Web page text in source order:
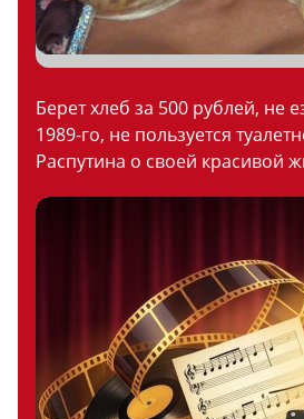
Берет хлеб за 500 рублей, не
1989-го, не пользуется
Распутина о своей красивой